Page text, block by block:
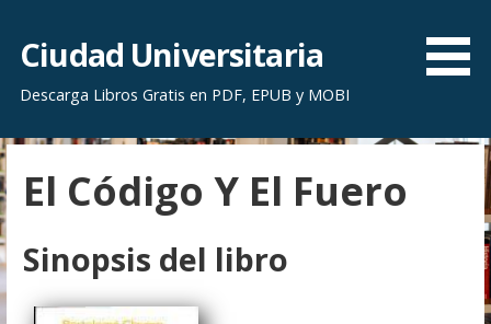
r
a
l
c
o
n
Ciudad Universitaria
Descarga Libros Gratis en PDF, EPUB y MOBI
El Código Y El Fuero
Sinopsis del libro